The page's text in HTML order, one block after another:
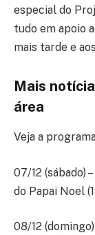
especial do
tudo em apoio
mais tarde e
Mais
área
Veja a
07/12 (sábado)
do Papai Noel
08/12